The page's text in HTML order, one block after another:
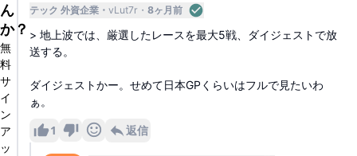
ん
か？
無
料
サ
イ
ン
ア
ッ
テック 外資企業 vLut7r 8ヶ月前
> 地上波では、厳選したレースを最大5戦、ダイジェストで放
送する。
ダイジェストかー。せめて日本GPくらいはフルで見たいわ
ぁ。
1 返信